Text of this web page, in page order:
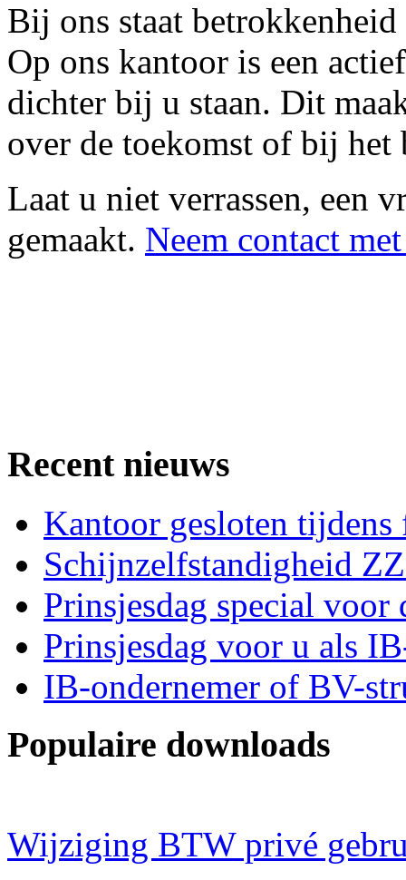
Bij ons staat
Op ons kantoor is een
dichter bij u staan. Dit
over de toekomst of bij
Laat u niet verrassen, een
gemaakt. Neem contact
Recent nieuws
Kantoor gesloten tijdens
Schijnzelfstandigheid
Prinsjesdag special voor
Prinsjesdag voor u als
IB-ondernemer of BV-
Populaire downloads
Wijziging BTW privé